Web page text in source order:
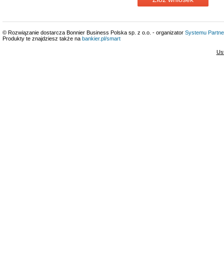
© Rozwiązanie dostarcza Bonnier Business Polska sp. z o.o. - organizator Systemu
Produkty te znajdziesz także na bankier.pl/smart